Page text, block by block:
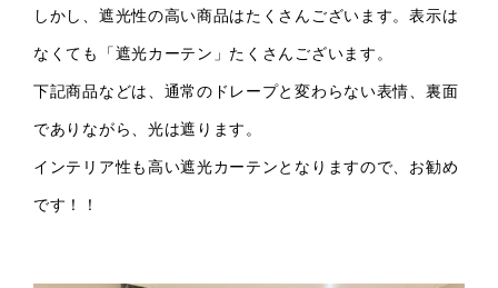
しかし、遮光性の高い商品はたくさんございます。表示は
なくても「遮光カーテン」たくさんございます。
下記商品などは、通常のドレープと変わらない表情、裏面
でありながら、光は遮ります。
インテリア性も高い遮光カーテンとなりますので、お勧め
です！！